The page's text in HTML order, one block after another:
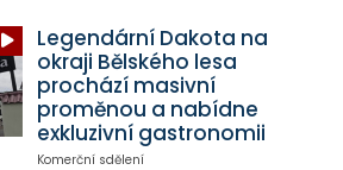
Legendární Dakota na
okraji Bělského lesa
prochází masivní
proměnou a nabídne
exkluzivní gastronomii
Komerční sdělení